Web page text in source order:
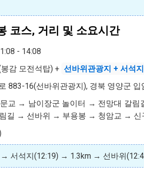
코스, 거리 및 소요시간
- 14:08
감 모전석탑) + 선바위관광지 + 서석
883-16(선바위관광지), 경북 영양군
교 → 남이장군 놀이터 → 전망대
길 → 선바위 → 부용봉 → 청암교 →
서석지(12:19) → 1.3km → 선바위